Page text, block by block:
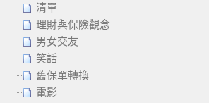
清單
理財與保險觀念
男女交友
笑話
舊保單轉換
電影